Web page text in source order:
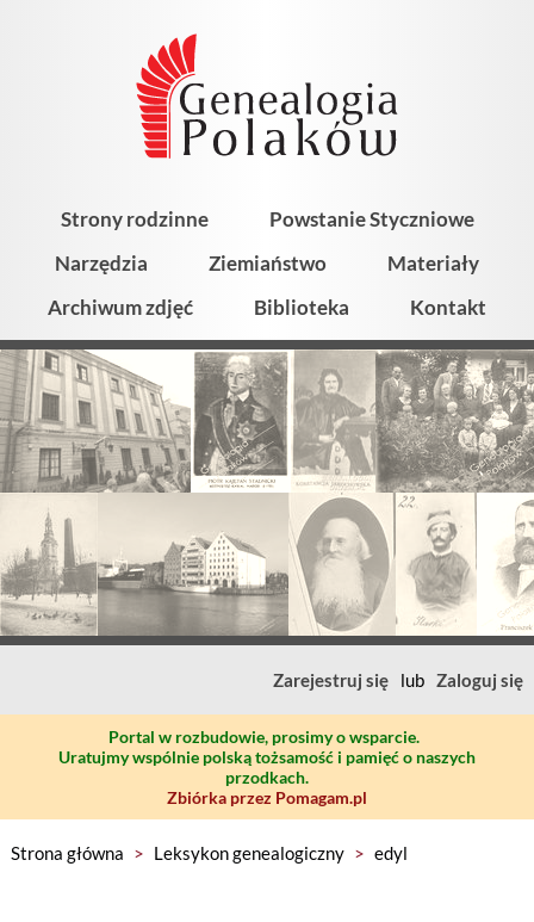
Strony rodzinne
Powstanie Styczniowe
Narzędzia
Ziemiaństwo
Materiały
Archiwum zdjęć
Biblioteka Kontakt
Zarejestruj się lub Zaloguj się
Portal w rozbudowie, prosimy o wsparcie.
Uratujmy wspólnie polską tożsamość i pamięć o naszych
przodkach.
Zbiórka przez Pomagam.pl
Strona główna > Leksykon genealogiczny > edyl